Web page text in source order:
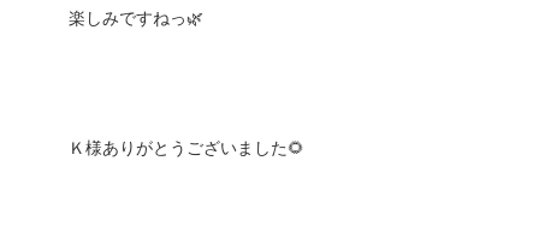
楽しみですねっ🌿
Ｋ様ありがとうございました🌻